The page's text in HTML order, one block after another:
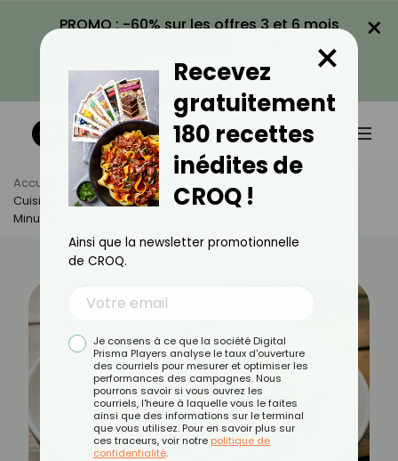
PROMO : -60% sur les offres 3 et 6 mois
VOIR LA PROMO
×
Accueil Actus
Minceur
Cuisiner Vite Et Bien : 10 Dîners Légers Prêts En Moins De 15
Minutes
Recevez
gratuitement
180 recettes
inédites de
CROQ !
×
Ainsi que la newsletter promotionnelle
de CROQ.
Je consens à ce que la société Digital
Prisma Players analyse le taux d'ouverture
des courriels pour mesurer et optimiser les
performances des campagnes. Nous
pourrons savoir si vous ouvrez les
courriels, l'heure à laquelle vous le faites
ainsi que des informations sur le terminal
que vous utilisez. Pour en savoir plus sur
ces traceurs, voir notre politique de
confidentialité.